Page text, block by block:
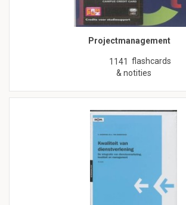
Projectmanagement
1141 flashcards
& notities